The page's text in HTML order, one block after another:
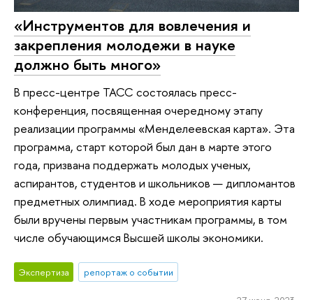
«Инструментов для вовлечения и
закрепления молодежи в науке
должно быть много»
В пресс-центре ТАСС состоялась пресс-
конференция, посвященная очередному этапу
реализации программы «Менделеевская карта». Эта
программа, старт которой был дан в марте этого
года, призвана поддержать молодых ученых,
аспирантов, студентов и школьников — дипломантов
предметных олимпиад. В ходе мероприятия карты
были вручены первым участникам программы, в том
числе обучающимся Высшей школы экономики.
Экспертиза репортаж о событии